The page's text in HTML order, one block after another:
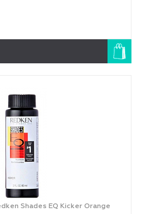
Shades EQ Kicker Orange